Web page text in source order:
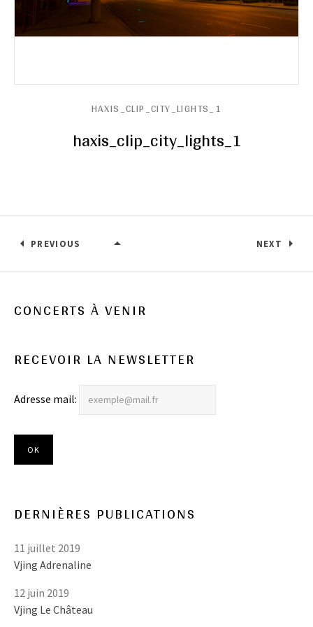
haxis_clip_city_lights_1
HAXIS_CLIP_CITY_LIGHTS_1
PREVIOUS NEXT
CONCERTS À VENIR
RECEVOIR LA NEWSLETTER
Adresse mail:
DERNIÈRES PUBLICATIONS
Vjing Adrenaline
11 juillet 2019
Vjing Le Château
12 juin 2019